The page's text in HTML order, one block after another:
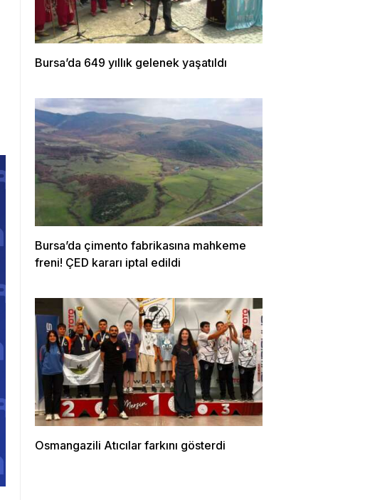
Bursa’da 649 yıllık gelenek yaşatıldı
Bursa’da çimento fabrikasına mahkeme
freni! ÇED kararı iptal edildi
Osmangazili Atıcılar farkını gösterdi